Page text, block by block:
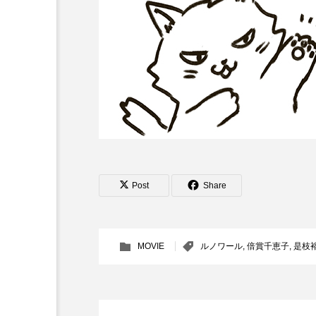
Post Share
MOVIE ルノワール, 倍賞千恵子, 是枝